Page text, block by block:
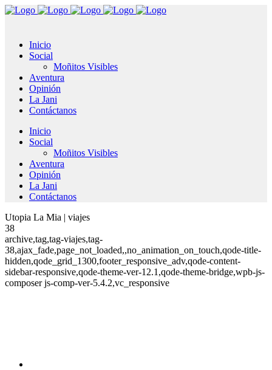
Inicio
Social
Moñitos Visibles
Aventura
Opinión
La Jani
Contáctanos
Inicio
Social
Moñitos Visibles
Aventura
Opinión
La Jani
Contáctanos
Utopia La Mia | viajes
38
archive,tag,tag-viajes,tag-
38,ajax_fade,page_not_loaded,,no_animation_on_touch,qode-title-
hidden,qode_grid_1300,footer_responsive_adv,qode-content-
sidebar-responsive,qode-theme-ver-12.1,qode-theme-bridge,wpb-js-
composer js-comp-ver-5.4.2,vc_responsive